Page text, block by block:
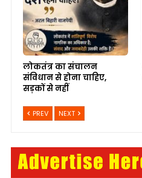
लोकतंत्र का संचालन
संविधान से होना चाहिए,
सड़कों से नहीं
PREV NEXT